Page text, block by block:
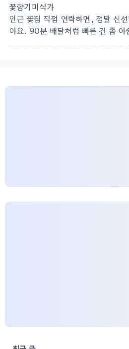
꽃향기미식가
인근 꽃집 직접 연락하면, 정말 신
아요. 90분 배달처럼 빠른 건 좀 아